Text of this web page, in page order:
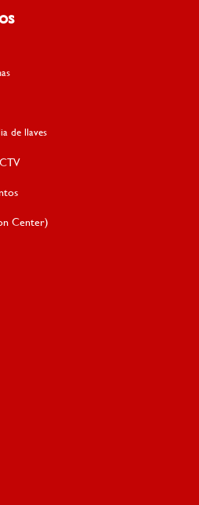
de llaves
Center)